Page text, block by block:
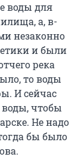
воды для
а, в-
незаконно
и были
река
то воды
И сейчас
воды, чтобы
Не надо
бы было